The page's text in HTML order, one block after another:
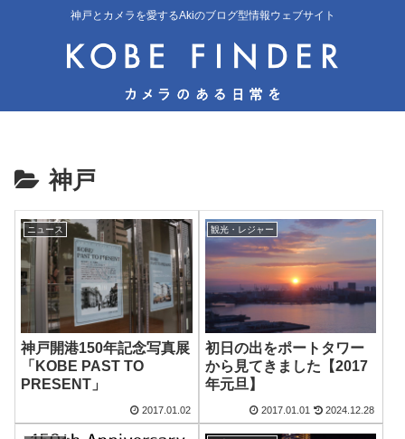
神戸とカメラを愛するAkiのブログ型情報ウェブサイト
神戸
ニュース
神戸開港150年記念写真展
「KOBE PAST TO
PRESENT」
2017.01.02
観光・レジャー
初日の出をポートタワー
から見てきました【2017
年元旦】
2017.01.01 2024.12.28